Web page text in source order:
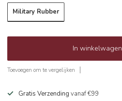
Military Rubber
In winkelwagen
Toevoegen om te vergelijken
Gratis Verzending vanaf €99